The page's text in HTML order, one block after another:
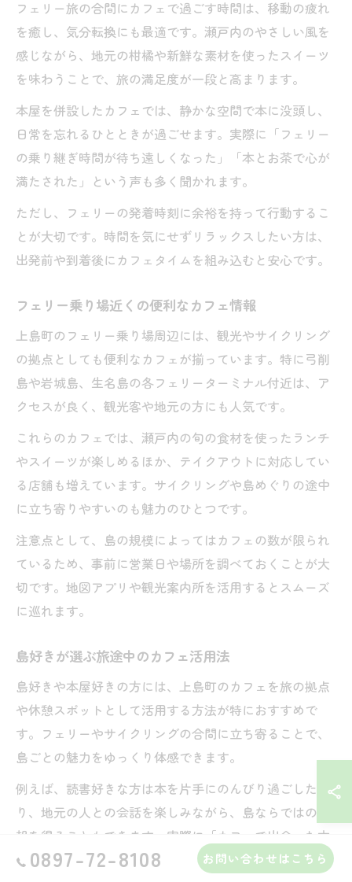
フェリー旅の合間にカフェで過ごす時間は、移動の疲れ
を癒し、気分転換にも最適です。瀬戸内のやさしい風を
感じながら、地元の柑橘や新鮮な素材を使ったスイーツ
を味わうことで、旅の満足度が一段と高まります。
本屋を併設したカフェでは、静かな空間で本に没頭し、
日常を忘れるひとときが過ごせます。実際に「フェリー
の乗り継ぎ時間が待ち遠しくなった」「本とお茶で心が
満たされた」という声も多く聞かれます。
ただし、フェリーの発着時刻に余裕を持って行動するこ
とが大切です。時間を気にせずリラックスしたい方は、
出発前や到着後にカフェタイムを組み込むと安心です。
フェリー乗り場近くの便利なカフェ情報
上島町のフェリー乗り場周辺には、観光やサイクリング
の拠点としても便利なカフェが揃っています。特に弓削
島や岩城島、生名島の各フェリーターミナル付近は、ア
クセスが良く、観光客や地元の方にも人気です。
これらのカフェでは、瀬戸内の旬の食材を使ったランチ
やスイーツが楽しめるほか、テイクアウトに対応してい
る店舗も増えています。サイクリングや島めぐりの途中
に立ち寄りやすいのも魅力のひとつです。
注意点として、島の規模によってはカフェの数が限られ
ているため、事前に営業日や場所を調べておくことが大
切です。地図アプリや観光案内所を活用するとスムーズ
に巡れます。
島好きが選ぶ旅途中のカフェ活用法
島好きや本屋好きの方には、上島町のカフェを旅の拠点
や休憩スポットとして活用する方法が特におすすめで
す。フェリーやサイクリングの合間に立ち寄ることで、
島ごとの魅力をゆっくり体感できます。
例えば、読書好きな方は本を片手にのんびり過ごした
り、地元の人との会話を楽しみながら、島ならではの情
報を得ることもできます。実際に「カフェで出会った本
が旅の思い出になった」「島の人と話せて旅がより豊か
0897-72-8108 お問い合わせはこちら